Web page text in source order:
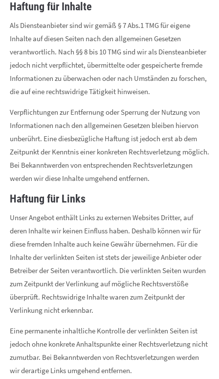
Haftung für Inhalte
Als Diensteanbieter sind wir gemäß § 7 Abs.1 TMG für eigene
Inhalte auf diesen Seiten nach den allgemeinen Gesetzen
verantwortlich. Nach §§ 8 bis 10 TMG sind wir als Diensteanbieter
jedoch nicht verpflichtet, übermittelte oder gespeicherte fremde
Informationen zu überwachen oder nach Umständen zu forschen,
die auf eine rechtswidrige Tätigkeit hinweisen.
Verpflichtungen zur Entfernung oder Sperrung der Nutzung von
Informationen nach den allgemeinen Gesetzen bleiben hiervon
unberührt. Eine diesbezügliche Haftung ist jedoch erst ab dem
Zeitpunkt der Kenntnis einer konkreten Rechtsverletzung möglich.
Bei Bekanntwerden von entsprechenden Rechtsverletzungen
werden wir diese Inhalte umgehend entfernen.
Haftung für Links
Unser Angebot enthält Links zu externen Websites Dritter, auf
deren Inhalte wir keinen Einfluss haben. Deshalb können wir für
diese fremden Inhalte auch keine Gewähr übernehmen. Für die
Inhalte der verlinkten Seiten ist stets der jeweilige Anbieter oder
Betreiber der Seiten verantwortlich. Die verlinkten Seiten wurden
zum Zeitpunkt der Verlinkung auf mögliche Rechtsverstöße
überprüft. Rechtswidrige Inhalte waren zum Zeitpunkt der
Verlinkung nicht erkennbar.
Eine permanente inhaltliche Kontrolle der verlinkten Seiten ist
jedoch ohne konkrete Anhaltspunkte einer Rechtsverletzung nicht
zumutbar. Bei Bekanntwerden von Rechtsverletzungen werden
wir derartige Links umgehend entfernen.